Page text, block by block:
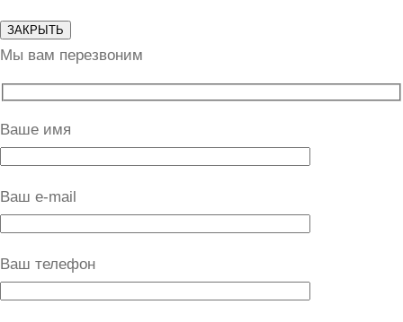
ЗАКРЫТЬ
Мы вам перезвоним
Ваше имя
Ваш e-mail
Ваш телефон